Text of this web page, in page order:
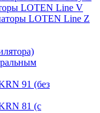
LOTEN Line V
LOTEN Line Z
91 (без
81 (с